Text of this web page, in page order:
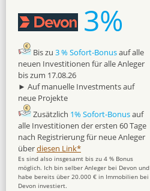
3%
Bis zu 3 % Sofort-Bonusauf alle
neuen Investitionen für alle Anleger
bis zum 17.08.26
► Auf manuelle Investments auf
neue Projekte
Zusätzlich 1% Sofort-Bonusauf
alle Investitionen der ersten 60 Tage
nach Registrierung für neue Anleger
überdiesen Link*
Es sind also insgesamt bis zu 4 % Bonus
möglich. Ich bin selber Anleger bei Devon und
habe bereits über 20.000 € in Immobilien bei
Devon investiert.